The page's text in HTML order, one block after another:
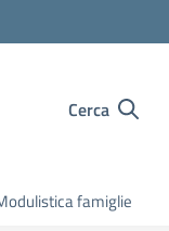
Cerca
famiglie